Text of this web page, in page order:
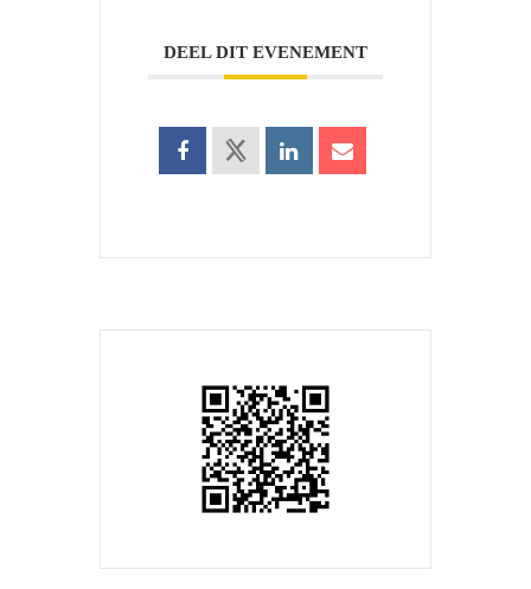
DEEL DIT EVENEMENT